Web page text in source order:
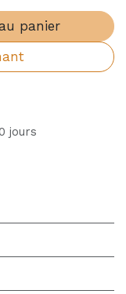
panier
jours